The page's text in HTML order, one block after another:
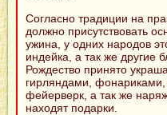
Согласно традиции на
должно присутствовать
ужина, у одних народов
индейка, а так же другие
Рождество принято
гирляндами, фонариками,
фейерверк, а так же
находят подарки.